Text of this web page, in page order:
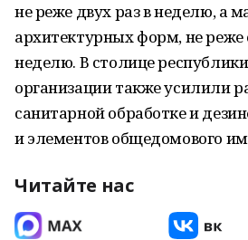
не реже двух раз в неделю, а
архитектурных форм, не реже
неделю. В столице
организации также усилили
санитарной обработке и
и элементов общедомового
Читайте нас